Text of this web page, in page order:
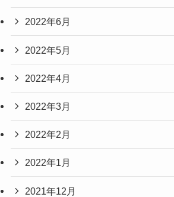
2022年6月
2022年5月
2022年4月
2022年3月
2022年2月
2022年1月
2021年12月